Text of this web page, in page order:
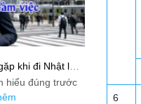
6
khi đi Nhật làm
hiểu cho người
hiểu đúng trước